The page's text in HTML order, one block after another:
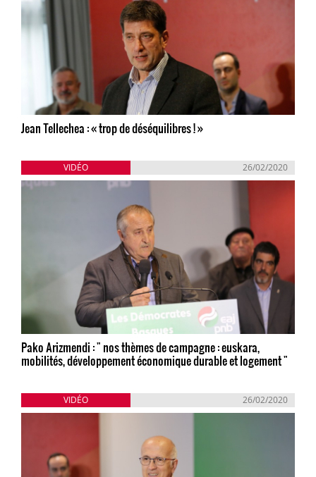
Jean Tellechea : « trop de déséquilibres ! »
VIDÉO 26/02/2020
Pako Arizmendi : " nos thèmes de campagne : euskara,
mobilités, développement économique durable et logement "
VIDÉO 26/02/2020